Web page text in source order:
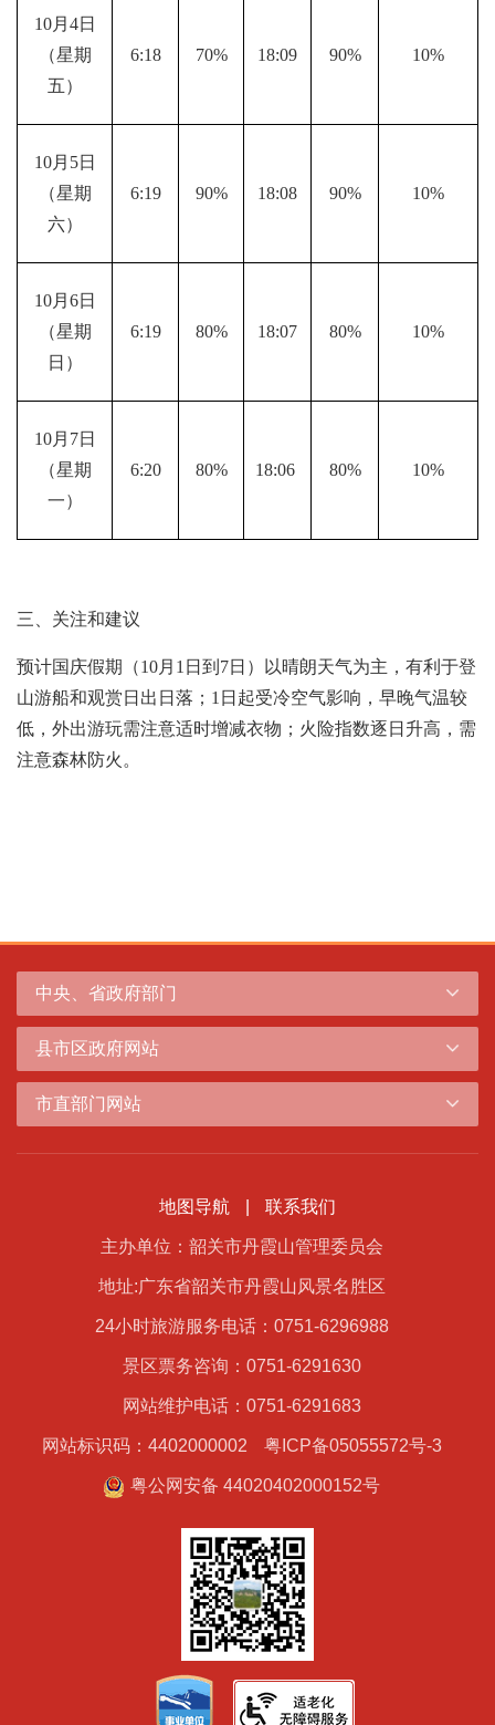
10月4日
（星期
五）
6:18 70% 18:09 90% 10%
10月5日
（星期
六）
6:19 90% 18:08 90% 10%
10月6日
（星期
日）
6:19 80% 18:07 80% 10%
10月7日
（星期
一）
6:20 80% 18:06 80% 10%
三、关注和建议
预计国庆假期（10月1日到7日）以晴朗天气为主，有利于登
山游船和观赏日出日落；1日起受冷空气影响，早晚气温较
低，外出游玩需注意适时增减衣物；火险指数逐日升高，需
注意森林防火。
中央、省政府部门
县市区政府网站
市直部门网站
地图导航 联系我们
主办单位：韶关市丹霞山管理委员会
地址:广东省韶关市丹霞山风景名胜区
24小时旅游服务电话：0751-6296988
景区票务咨询：0751-6291630
网站维护电话：0751-6291683
网站标识码：4402000002 粤ICP备05055572号-3
粤公网安备 44020402000152号